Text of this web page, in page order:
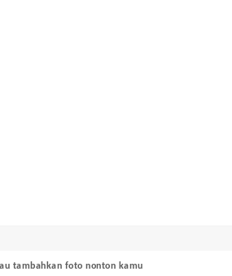
tambahkan foto nonton kamu